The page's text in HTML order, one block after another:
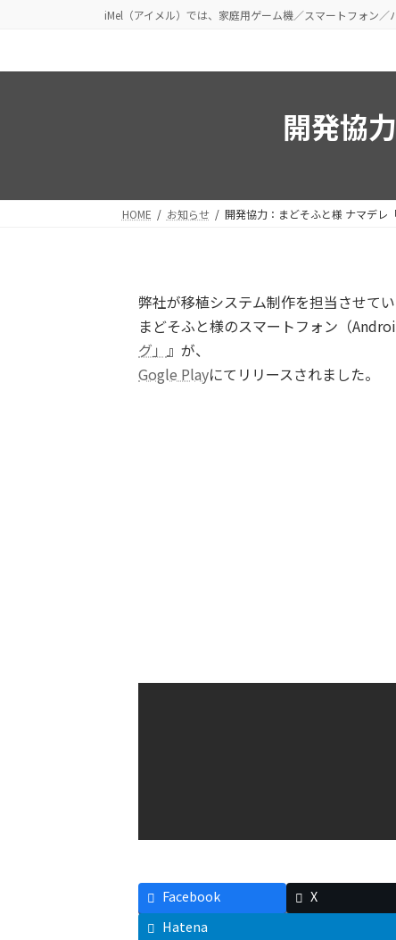
ン
プ
ー
動
iMel（アイメル）では、家庭用ゲーム機／スマートフォン
開発協
HOME お知らせ 開発協力：まどそふと様 ナマデレ
弊社が移植システム制作を担当させて
まどそふと様のスマートフォン（
グ」』が、
Gogle Playにてリリースされました。
Facebook X
Hatena